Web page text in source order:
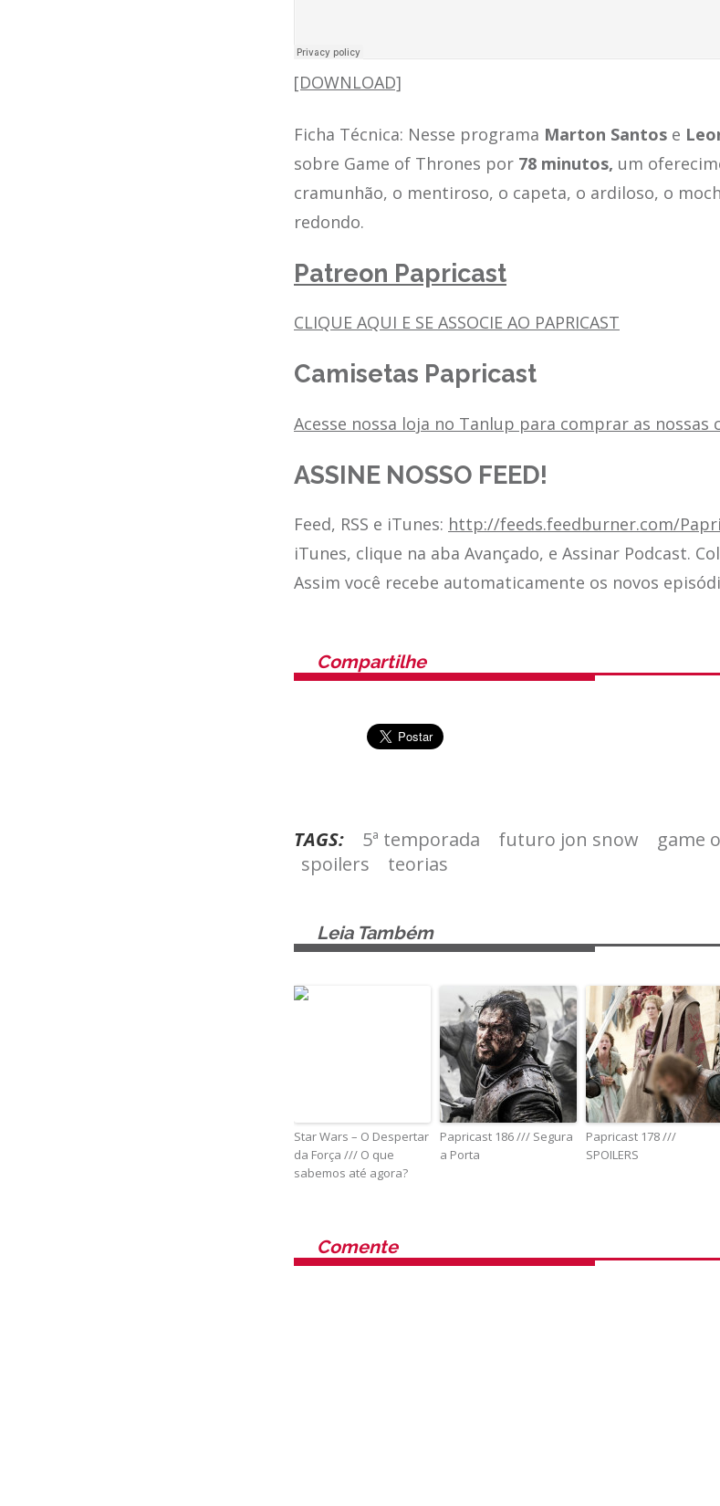
[DOWNLOAD]
Ficha Técnica: Nesse programa Marton Santos e
sobre Game of Thrones por 78 minutos, um
cramunhão, o mentiroso, o capeta, o ardiloso, o
redondo.
Patreon Papricast
CLIQUE AQUI E SE ASSOCIE AO PAPRICAST
Camisetas Papricast
Acesse nossa loja no Tanlup para comprar as nossas
ASSINE NOSSO FEED!
Feed, RSS e iTunes: http://feeds.feedburner.com/
iTunes, clique na aba Avançado, e Assinar Podcast.
Assim você recebe automaticamente os novos
Compartilhe
TAGS: 5ª temporada futuro jon snow game
spoilers
teorias
Leia Também
Star Wars – O Despertar
da Força /// O que
sabemos até agora?
Papricast 186 /// Segura
a Porta
Papricast 178 ///
SPOILERS
Comente